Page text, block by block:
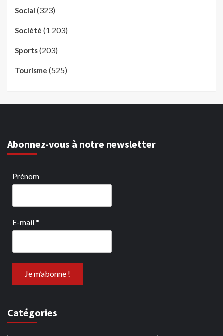
Social (323)
Société (1 203)
Sports(203)
Tourisme (525)
Abonnez-vous à notre newsletter
Prénom
E-mail*
Catégories